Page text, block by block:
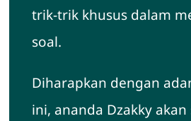
trik-trik khusus dalam
soal.
Diharapkan dengan
ini, ananda Dzakky